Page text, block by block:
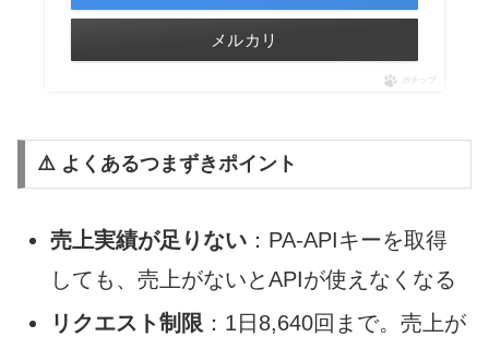
メルカリ
ポチップ
⚠️ よくあるつまずきポイント
売上実績が足りない ：PA-APIキーを取得
しても、売上がないとAPIが使えなくなる
リクエスト制限 ：1日8,640回まで。売上が